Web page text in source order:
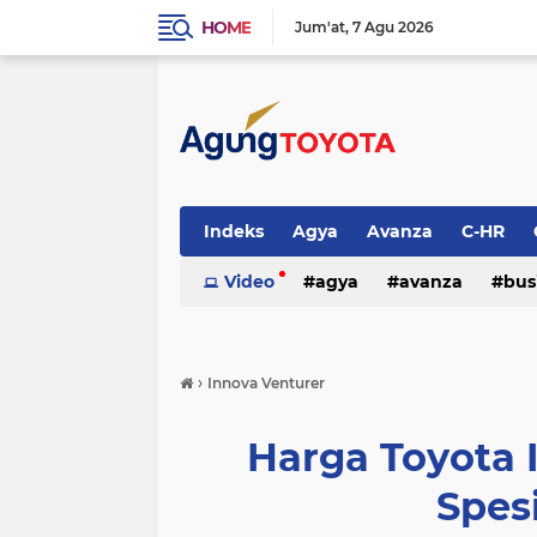
HOME Jum'at 7 Agu 2026
Indeks Agya Avanza C-HR
Video agya avanza
promo promo dan paket kredit
› Innova Venturer
Harga Toyota